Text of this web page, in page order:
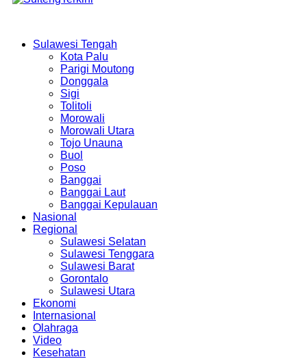
Sulawesi Tengah
Kota Palu
Parigi Moutong
Donggala
Sigi
Tolitoli
Morowali
Morowali Utara
Tojo Unauna
Buol
Poso
Banggai
Banggai Laut
Banggai Kepulauan
Nasional
Regional
Sulawesi Selatan
Sulawesi Tenggara
Sulawesi Barat
Gorontalo
Sulawesi Utara
Ekonomi
Internasional
Olahraga
Video
Kesehatan